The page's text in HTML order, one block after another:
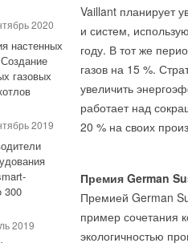
2020
настенных
газовых
2019
300
2019
Vaillant планирует
и систем,
году. В тот же
газов на 15 %.
увеличить
работает над
20 % на своих
Премия German
Премией German
пример сочетания
экологичностью
2022
A/S
на
Например, чтобы
максимально
распределением
на схему
(ИТП) в каждом
установки в
управления
программ
мнению москвичей,
проекта новой
2006
SIRA